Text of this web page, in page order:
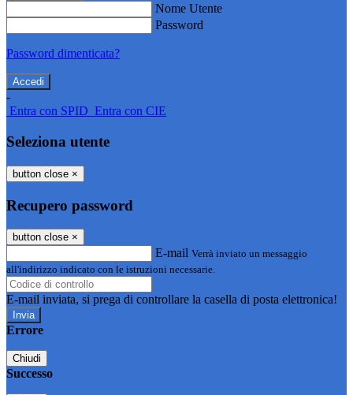
Nome Utente
Password
Password dimenticata?
-
Entra con SPID Entra con CIE
Seleziona utente
button close ×
Recupero password
button close ×
E-mail Verrà inviato un messaggio
all'indirizzo indicato con le istruzioni necessarie.
E-mail inviata, si prega di controllare la casella di posta elettronica!
Errore
Chiudi
Successo